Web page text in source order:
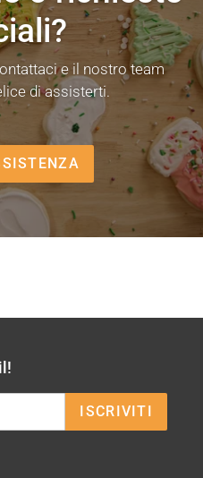
e il nostro team
di assisterti.
ISCRIVITI